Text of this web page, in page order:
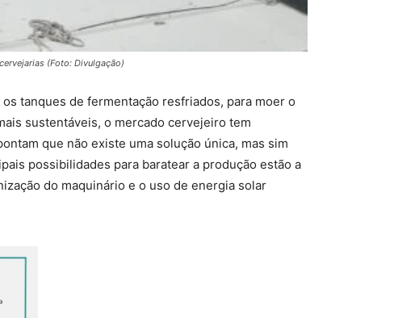
(Foto: Divulgação)
tanques de fermentação resfriados, para moer o
sustentáveis, o mercado cervejeiro tem
que não existe uma solução única, mas sim
possibilidades para baratear a produção estão a
do maquinário e o uso de energia solar